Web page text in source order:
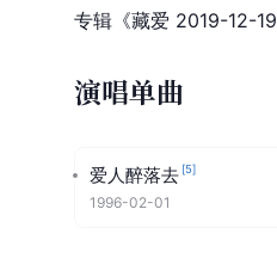
专辑《藏爱 2019-12-
演唱单曲
爱人醉落去 [5]
1996-02-01